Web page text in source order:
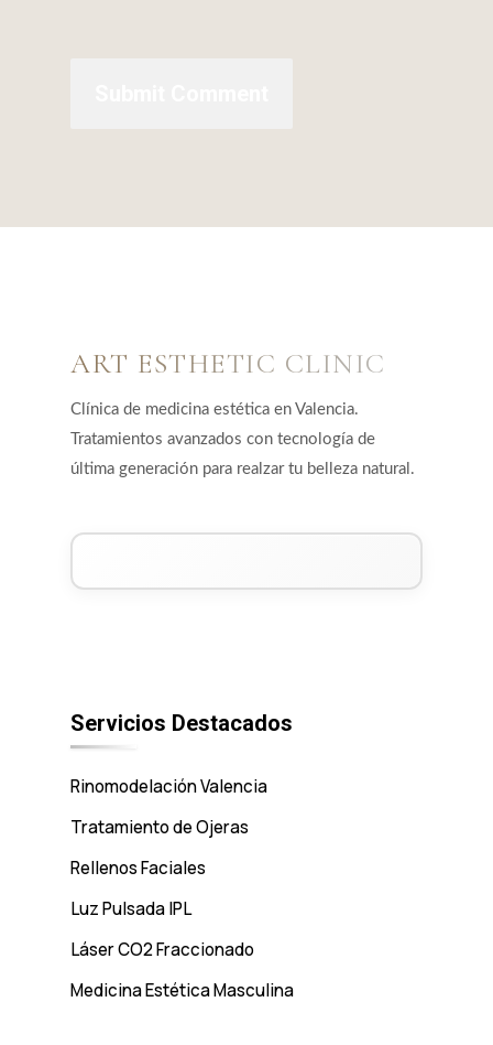
ART ESTHETIC CLINIC
Clínica de medicina estética en Valencia.
Tratamientos avanzados con tecnología de
última generación para realzar tu belleza natural.
Servicios Destacados
Rinomodelación Valencia
Tratamiento de Ojeras
Rellenos Faciales
Luz Pulsada IPL
Láser CO2 Fraccionado
Medicina Estética Masculina